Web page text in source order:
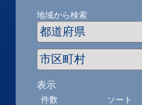
地域から検索
表示
件数 ソート